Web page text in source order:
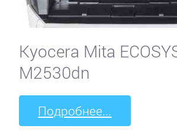
Kyocera Mita
M2530dn
Подробнее...